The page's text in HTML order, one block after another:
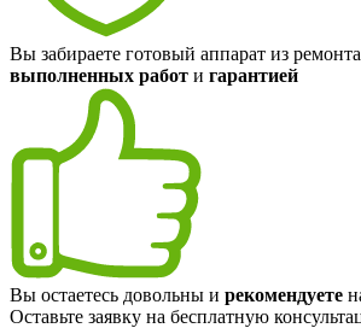
Вы забираете готовый аппарат из
выполненных работ и гарантией
Вы остаетесь довольны и рекомендуете
Оставьте заявку на бесплатную